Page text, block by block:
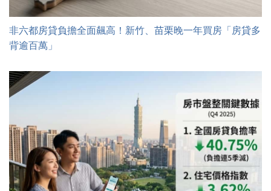
非六都房貸負擔全面飆高！新竹、苗栗晚一年買房「房貸多
背逾百萬」